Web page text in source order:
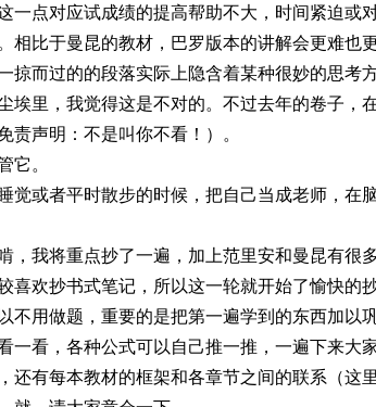
一点对应试成绩的提高帮助不大，时间紧迫
相比于曼昆的教材，巴罗版本的讲解会更难
掠而过的的段落实际上隐含着某种很妙的思
埃里，我觉得这是不对的。不过去年的卷子
声明：不是叫你不看！）。
它。
或者平时散步的时候，把自己当成老师，在
，我将重点抄了一遍，加上范里安和曼昆有
欢抄书式笔记，所以这一轮就开始了愉快的
不用做题，重要的是把第一遍学到的东西加
看，各种公式可以自己推一推，一遍下来
还有每本教材的框架和各章节之间的联系（